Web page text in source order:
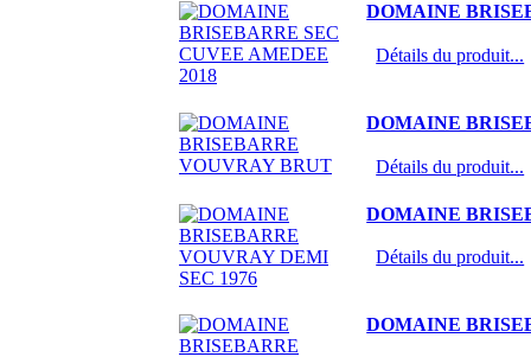
DOMAINE
Détails du produit...
DOMAINE
Détails du produit...
DOMAINE
Détails du produit...
DOMAINE